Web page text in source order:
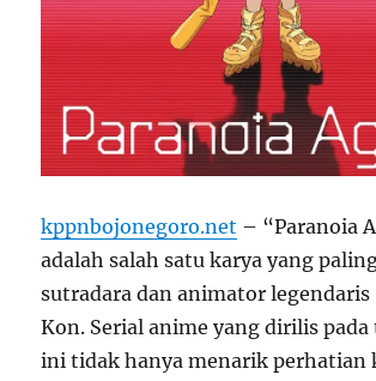
kppnbojonegoro.net – “Paranoia
adalah salah satu karya yang
sutradara dan animator legendaris
Kon. Serial anime yang dirilis
ini tidak hanya menarik perhatian